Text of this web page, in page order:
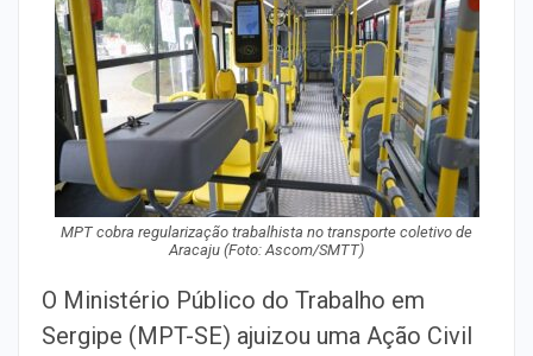
MPT cobra regularização trabalhista no transporte coletivo de
Aracaju (Foto: Ascom/SMTT)
O Ministério Público do Trabalho em
Sergipe (MPT-SE) ajuizou uma Ação Civil